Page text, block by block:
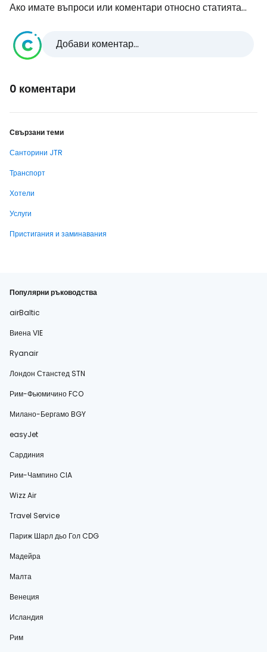
Ако имате въпроси или коментари относно статията...
Добави коментар...
0 коментари
Свързани теми
Санторини JTR
Транспорт
Хотели
Услуги
Пристигания и заминавания
Популярни ръководства
airBaltic
Виена VIE
Ryanair
Лондон Станстед STN
Рим-Фьюмичино FCO
Милано-Бергамо BGY
easyJet
Сардиния
Рим-Чампино CIA
Wizz Air
Travel Service
Париж Шарл дьо Гол CDG
Мадейра
Малта
Венеция
Исландия
Рим